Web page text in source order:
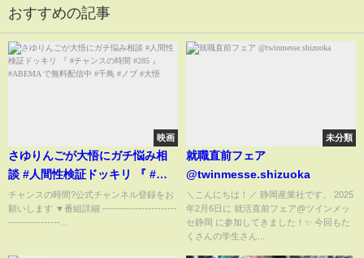
おすすめの記事
映画
さゆりんごが大悟にガチ悩み相
談 #人間性検証ドッキリ 『 #チ
ャンスの時間 #285 』#ABEMA
で無料配信中 #千鳥 #ノブ #大悟
チャンスの時間?公式チャンネル登録をお
願いします ▼番組詳細 -----------------------
----------------...
未分類
就職直前フェア
@twinmesse.shizuoka
＼こんにちは！／ 静岡産業社です。 2025
年2月6日に 就活直前フェア@ツインメッ
セ静岡 に参加してきました！✨ 今回もた
くさんの学生さん...